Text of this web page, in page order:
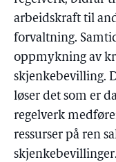
arbeidskraft til
forvaltning.
oppmykning av
skjenkebevilling.
løser det som er
regelverk
ressurser på ren
skjenkebevillinger.